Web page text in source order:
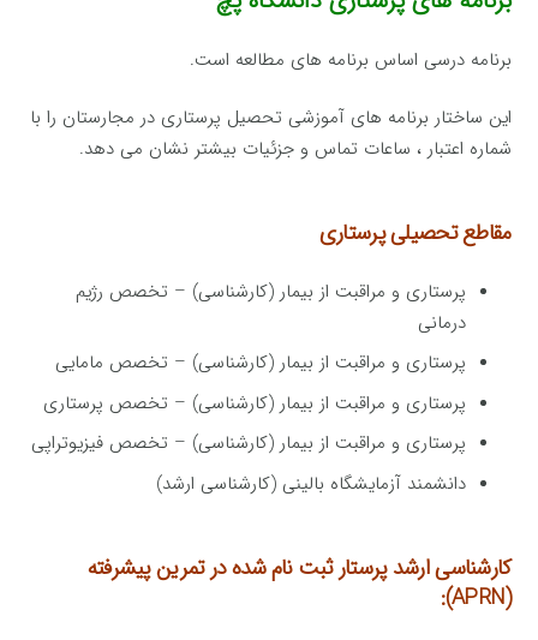
برنامه درسی اساس برنامه های مطالعه است.
این ساختار برنامه های آموزشی تحصیل پرستاری در مجارستان را با
شماره اعتبار ، ساعات تماس و جزئیات بیشتر نشان می دهد.
مقاطع تحصیلی پرستاری
پرستاری و مراقبت از بیمار (کارشناسی) – تخصص رژیم
درمانی
پرستاری و مراقبت از بیمار (کارشناسی) – تخصص مامایی
پرستاری و مراقبت از بیمار (کارشناسی) – تخصص پرستاری
پرستاری و مراقبت از بیمار (کارشناسی) – تخصص فیزیوتراپی
دانشمند آزمایشگاه بالینی (کارشناسی ارشد)
کارشناسی ارشد پرستار ثبت نام شده در تمرین پیشرفته
(APRN):